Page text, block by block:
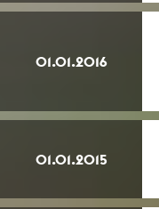
01.01.2016
01.01.2015